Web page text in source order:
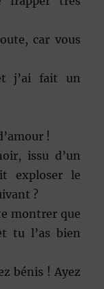
car vous
j’ai fait un
!
issu d’un
exploser le
?
montrer que
tu l’as bien
bénis ! Ayez